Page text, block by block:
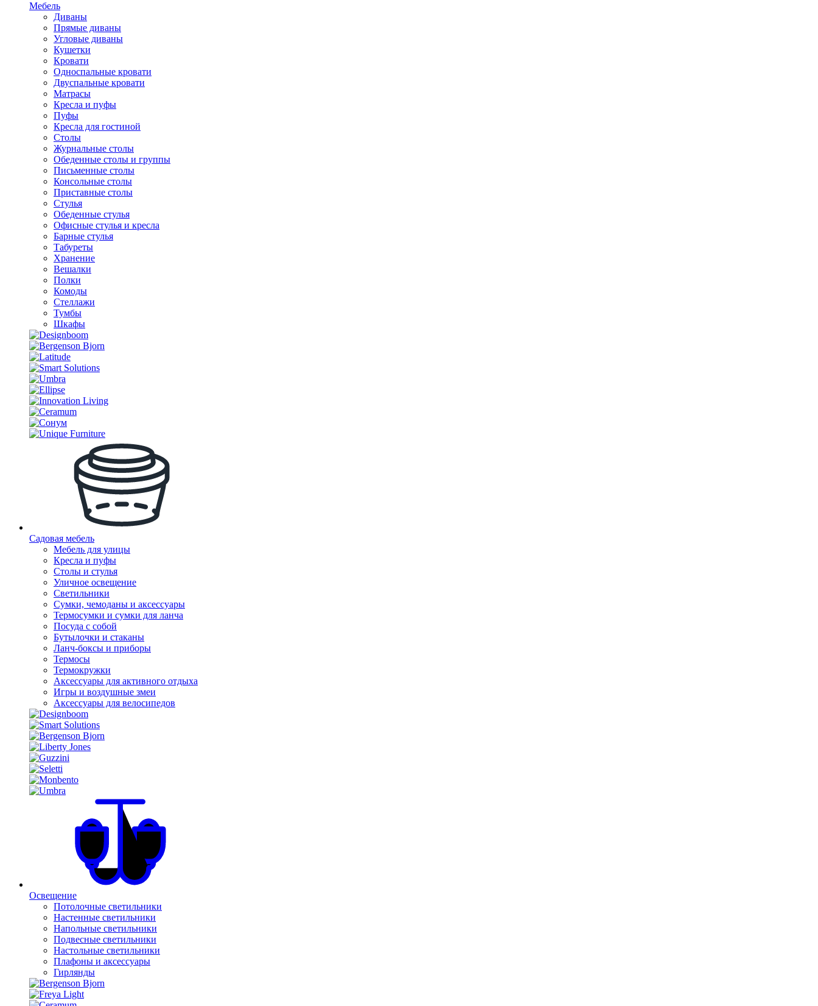
Мебель
Диваны
Прямые диваны
Угловые диваны
Кушетки
Кровати
Односпальные кровати
Двуспальные кровати
Матрасы
Кресла и пуфы
Пуфы
Кресла для гостиной
Столы
Журнальные столы
Обеденные столы и группы
Письменные столы
Консольные столы
Приставные столы
Стулья
Обеденные стулья
Офисные стулья и кресла
Барные стулья
Табуреты
Хранение
Вешалки
Полки
Комоды
Стеллажи
Тумбы
Шкафы
Садовая мебель
Мебель для улицы
Кресла и пуфы
Столы и стулья
Уличное освещение
Светильники
Сумки, чемоданы и аксессуары
Термосумки и сумки для ланча
Посуда с собой
Бутылочки и стаканы
Ланч-боксы и приборы
Термосы
Термокружки
Аксессуары для активного отдыха
Игры и воздушные змеи
Аксессуары для велосипедов
Освещение
Потолочные светильники
Настенные светильники
Напольные светильники
Подвесные светильники
Настольные светильники
Плафоны и аксессуары
Гирлянды